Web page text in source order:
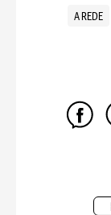
A REDE